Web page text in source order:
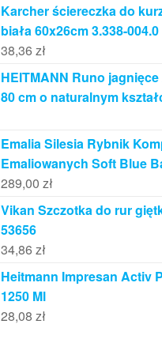
Karcher ściereczka do
biała 60x26cm 3.338-004.0
38,36 zł
HEITMANN Runo
80 cm o naturalnym
Emalia Silesia Rybnik
Emaliowanych Soft Blue
289,00 zł
Vikan Szczotka do rur
53656
34,86 zł
Heitmann Impresan Activ
1250 Ml
28,08 zł